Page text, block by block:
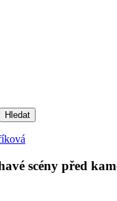
scény před